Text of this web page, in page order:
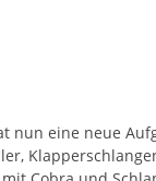
nun eine neue